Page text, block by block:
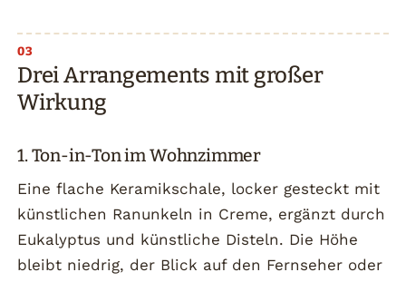
Drei Arrangements mit großer
Wirkung
1. Ton-in-Ton im Wohnzimmer
Eine flache Keramikschale, locker gesteckt mit
künstlichen Ranunkeln in Creme, ergänzt durch
Eukalyptus und künstliche Disteln. Die Höhe
bleibt niedrig, der Blick auf den Fernseher oder